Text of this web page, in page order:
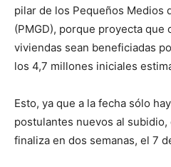
pilar de los Pequeños Medios
(PMGD), porque proyecta que
viviendas sean beneficiadas
los 4,7 millones iniciales
Esto, ya que a la fecha sólo
postulantes nuevos al
finaliza en dos semanas, el 7